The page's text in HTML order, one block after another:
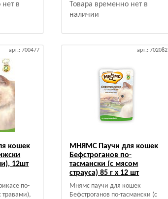
нет в
Товара временно нет в
наличии
арт.: 700477
кошек
12шт
по-
травами),
арт.: 702082
МНЯМС Паучи для кошек
Бефстроганов по-
тасмански (с мясом
страуса) 85 г х 12 шт
Мнямс паучи для кошек
Бефстроганов по-тасмански (с